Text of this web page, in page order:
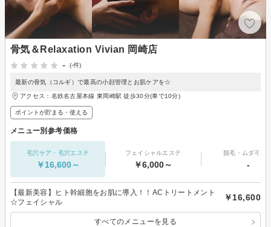
骨気＆Relaxation Vivian 岡崎店
-
(-件)
最新の骨気（コルギ）で最高の小顔管理とお肌ケアを☆
アクセス：名鉄名古屋本線 東岡崎駅 徒歩30分(車で10分)
ポイントが貯まる・使える
メニュー別参考価格
毛穴ケア・毛穴エステ
￥16,600～
フェイシャルエステ
￥6,000～
脱毛・ムダ毛処
-
【最新美容】ヒト幹細胞をお肌に導入！！ACトリートメント
☆フェイシャル
￥16,600
すべてのメニューを見る